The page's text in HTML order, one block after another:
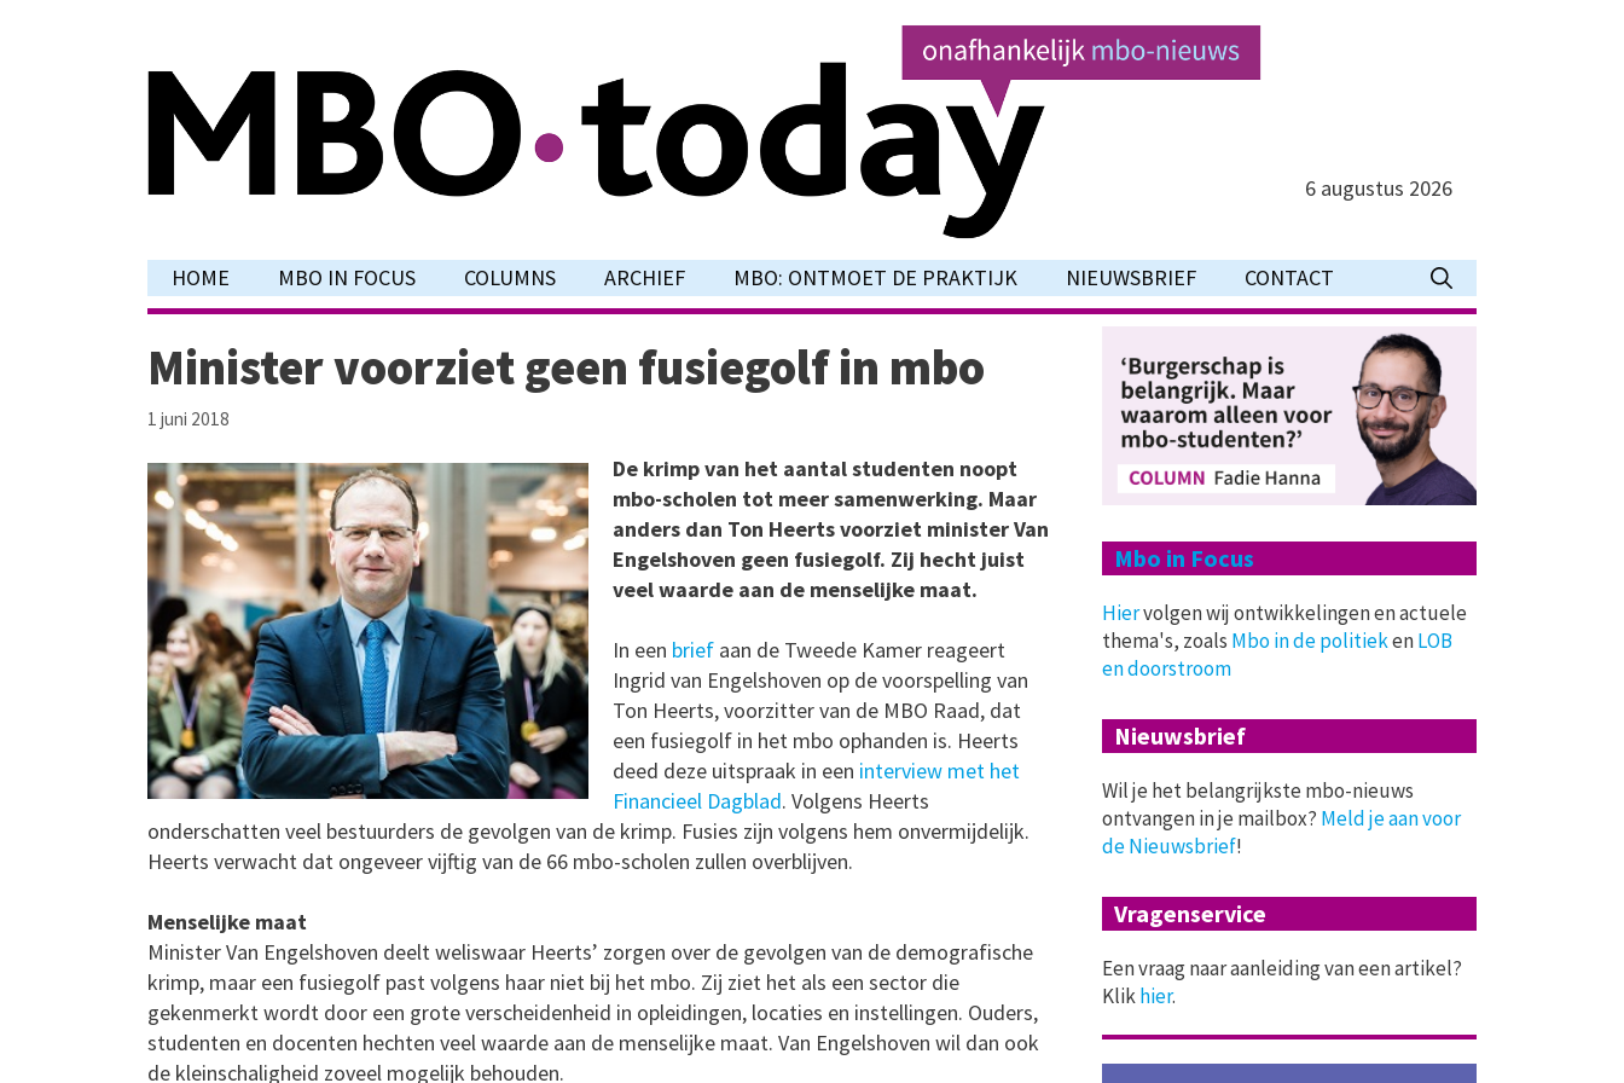
6 augustus 2026
HOME MBO IN FOCUS COLUMNS ARCHIEF MBO: ONTMOET DE PRAKTIJK NIEUWSBRIEF CONTACT
Minister voorziet geen fusiegolf in mbo
1 juni 2018
De krimp van het aantal studenten noopt
mbo-scholen tot meer samenwerking. Maar
anders dan Ton Heerts voorziet minister Van
Engelshoven geen fusiegolf. Zij hecht juist
veel waarde aan de menselijke maat.
In een brief aan de Tweede Kamer reageert
Ingrid van Engelshoven op de voorspelling van
Ton Heerts, voorzitter van de MBO Raad, dat
een fusiegolf in het mbo ophanden is. Heerts
deed deze uitspraak in een interview met het
Financieel Dagblad. Volgens Heerts
onderschatten veel bestuurders de gevolgen van de krimp. Fusies zijn volgens hem onvermijdelijk.
Heerts verwacht dat ongeveer vijftig van de 66 mbo-scholen zullen overblijven.
Menselijke maat
Minister Van Engelshoven deelt weliswaar Heerts’ zorgen over de gevolgen van de demografische
krimp, maar een fusiegolf past volgens haar niet bij het mbo. Zij ziet het als een sector die
gekenmerkt wordt door een grote verscheidenheid in opleidingen, locaties en instellingen. Ouders,
studenten en docenten hechten veel waarde aan de menselijke maat. Van Engelshoven wil dan ook
de kleinschaligheid zoveel mogelijk behouden.
Mbo in Focus
Hiervolgen wij ontwikkelingen en actuele
thema's, zoals Mbo in de politiekenLOB
en doorstroom
Nieuwsbrief
Wil je het belangrijkste mbo-nieuws
ontvangen in je mailbox? Meld je aan voor
de Nieuwsbrief!
Vragenservice
Een vraag naar aanleiding van een artikel?
Klikhier.